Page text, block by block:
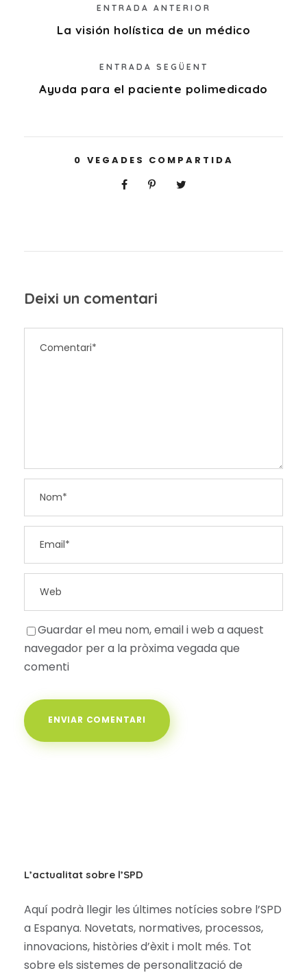
ENTRADA ANTERIOR
La visión holística de un médico
ENTRADA SEGÜENT
Ayuda para el paciente polimedicado
0 VEGADES COMPARTIDA
Deixi un comentari
Guardar el meu nom, email i web a aquest
navegador per a la pròxima vegada que
comenti
L’actualitat sobre l’SPD
Aquí podrà llegir les últimes notícies sobre l’SPD
a Espanya. Novetats, normatives, processos,
innovacions, històries d’èxit i molt més. Tot
sobre els sistemes de personalització de